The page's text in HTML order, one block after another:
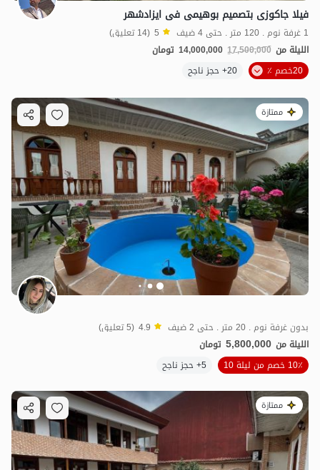
فیلا جاکوزی بتصمیم بوهیمی فی ایزادشهر
1 غرفة نوم . 120 متر . حتى 4 ضيف 5 (14 تعليق)
الليلة من 17,500,000
14,000,000 تومان
20خصم ٪
20+ حجز ناجح
ممتازة
بدون غرفة نوم . 20 متر . حتى 2 ضيف 4.9 (5 تعليق)
الليلة من 5,800,000 تومان
10٪ خصم من ليلة 10
5+ حجز ناجح
ممتازة